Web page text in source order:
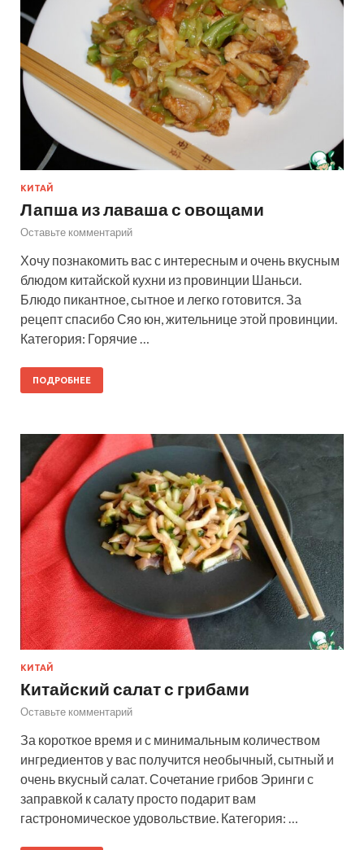
КИТАЙ
Лапша из лаваша с овощами
Оставьте комментарий
Хочу познакомить вас с интересным и очень вкусным
блюдом китайской кухни из провинции Шаньси.
Блюдо пикантное, сытное и легко готовится. За
рецепт спасибо Сяо юн, жительнице этой провинции.
Категория: Горячие …
ПОДРОБНЕЕ
КИТАЙ
Китайский салат с грибами
Оставьте комментарий
За короткое время и с минимальным количеством
ингредиентов у вас получится необычный, сытный и
очень вкусный салат. Сочетание грибов Эринги с
заправкой к салату просто подарит вам
гастрономическое удовольствие. Категория: …